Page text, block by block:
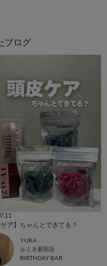
ブログ
ケア】ちゃんとできてる？
YUKA
ルミネ新宿店
BIRTHDAY BAR